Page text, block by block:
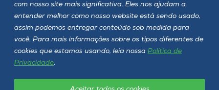
com nosso site mais significativa. Eles nos ajudam a
entender melhor como nosso website está sendo usado,
assim podemos entregar conteúdo sob medida para
você. Para mais informações sobre os tipos diferentes de
cookies que estamos usando, leia nossa Política de
Privacidade.